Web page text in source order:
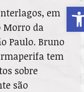
em
Morro da
Paulo. Bruno
tem
sobre
são